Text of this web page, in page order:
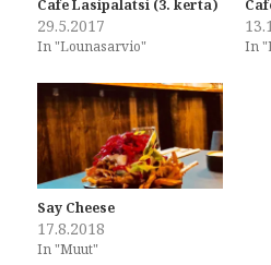
n
F
a
c
b
o
o
k
(
O
p
e
s
i
n
n
n
w
i
t
e
r
(
O
p
e
n
Cafe Lasipalatsi (3. kerta)
29.5.2017
In "Lounasarvio" In
Say Cheese
17.8.2018
In "Muut"